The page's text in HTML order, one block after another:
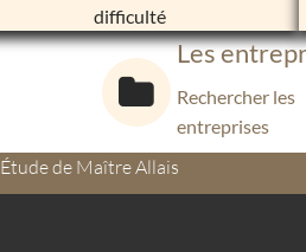
difficulté
Les
Rechercher les
entreprises
Étude de Maître Allais